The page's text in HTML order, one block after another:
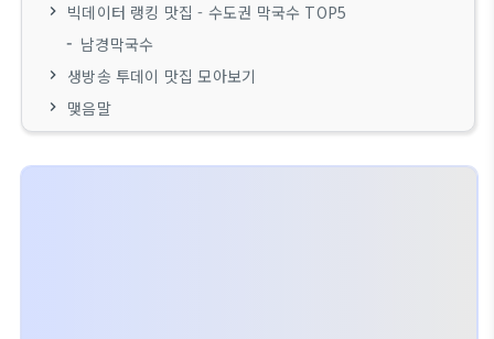
빅데이터 랭킹 맛집 - 수도권 막국수 TOP5
남경막국수
생방송 투데이 맛집 모아보기
맺음말